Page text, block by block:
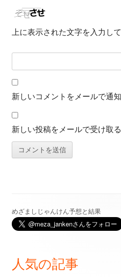
上に表示された文字を入力して
新しいコメントをメールで通知
新しい投稿をメールで受け取る
メ
ン
めざましじゃんけん予想と結果
人気の記事